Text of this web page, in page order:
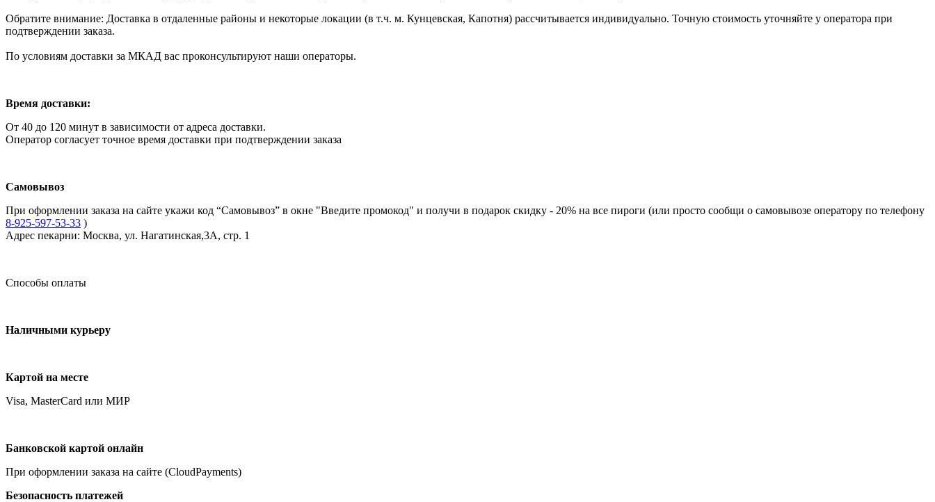
Обратите внимание: Доставка в отдаленные районы и некоторые локации (в т.ч. м. Кунцевская, Капотня) рассчитывается индивидуально. Точную стоимость уточняйте у оператора при
подтверждении заказа.
По условиям доставки за МКАД вас проконсультируют наши операторы.
Время доставки:
От 40 до 120 минут в зависимости от адреса доставки.
Оператор согласует точное время доставки при подтверждении заказа
Самовывоз
При оформлении заказа на сайте укажи код “Самовывоз” в окне "Введите промокод" и получи в подарок скидку - 20% на все пироги (или просто сообщи о самовывозе оператору по телефону
8-925-597-53-33 )
Адрес пекарни: Москва, ул. Нагатинская,3А, стр. 1
Способы оплаты
Наличными курьеру
Картой на месте
Visa, MasterCard или МИР
Банковской картой онлайн
При оформлении заказа на сайте (CloudPayments)
Безопасность платежей